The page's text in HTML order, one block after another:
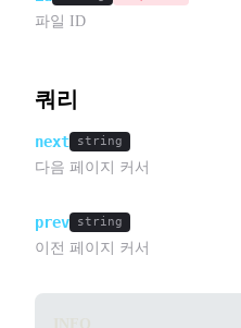
파일 ID
쿼리
next string
다음 페이지 커서
prev string
이전 페이지 커서